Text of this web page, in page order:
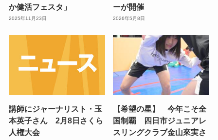
か健活フェスタ」
2025年11月23日
ーが開催
2026年5月8日
講師にジャーナリスト・玉
本英子さん 2月8日さくら
人権大会
【希望の星】 今年こそ全
国制覇 四日市ジュニアレ
スリングクラブ金山來実さ